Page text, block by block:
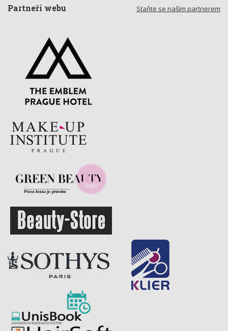
Staňte se naším partnerem
Partneři webu